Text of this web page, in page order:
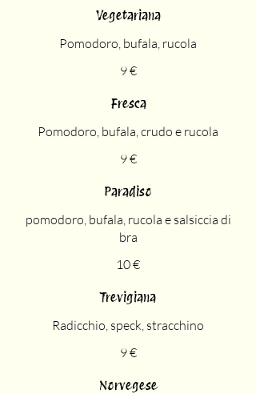
Vegetariana
Pomodoro, bufala, rucola
9 €
Fresca
Pomodoro, bufala, crudo e rucola
9 €
Paradiso
pomodoro, bufala, rucola e salsiccia di
bra
10 €
Trevigiana
Radicchio, speck, stracchino
9 €
Norvegese